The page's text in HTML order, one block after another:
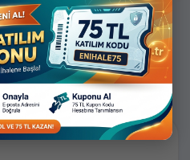
takip ettiği